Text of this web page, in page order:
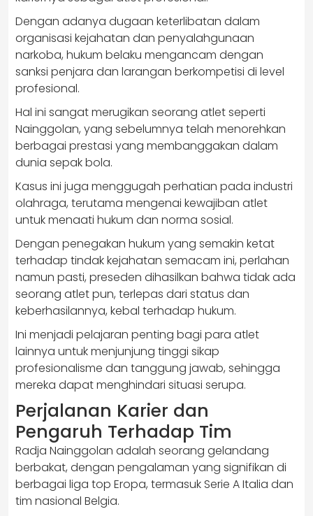
Dengan adanya dugaan keterlibatan dalam
organisasi kejahatan dan penyalahgunaan
narkoba, hukum belaku mengancam dengan
sanksi penjara dan larangan berkompetisi di level
profesional.
Hal ini sangat merugikan seorang atlet seperti
Nainggolan, yang sebelumnya telah menorehkan
berbagai prestasi yang membanggakan dalam
dunia sepak bola.
Kasus ini juga menggugah perhatian pada industri
olahraga, terutama mengenai kewajiban atlet
untuk menaati hukum dan norma sosial.
Dengan penegakan hukum yang semakin ketat
terhadap tindak kejahatan semacam ini, perlahan
namun pasti, preseden dihasilkan bahwa tidak ada
seorang atlet pun, terlepas dari status dan
keberhasilannya, kebal terhadap hukum.
Ini menjadi pelajaran penting bagi para atlet
lainnya untuk menjunjung tinggi sikap
profesionalisme dan tanggung jawab, sehingga
mereka dapat menghindari situasi serupa.
Perjalanan Karier dan
Pengaruh Terhadap Tim
Radja Nainggolan adalah seorang gelandang
berbakat, dengan pengalaman yang signifikan di
berbagai liga top Eropa, termasuk Serie A Italia dan
tim nasional Belgia.